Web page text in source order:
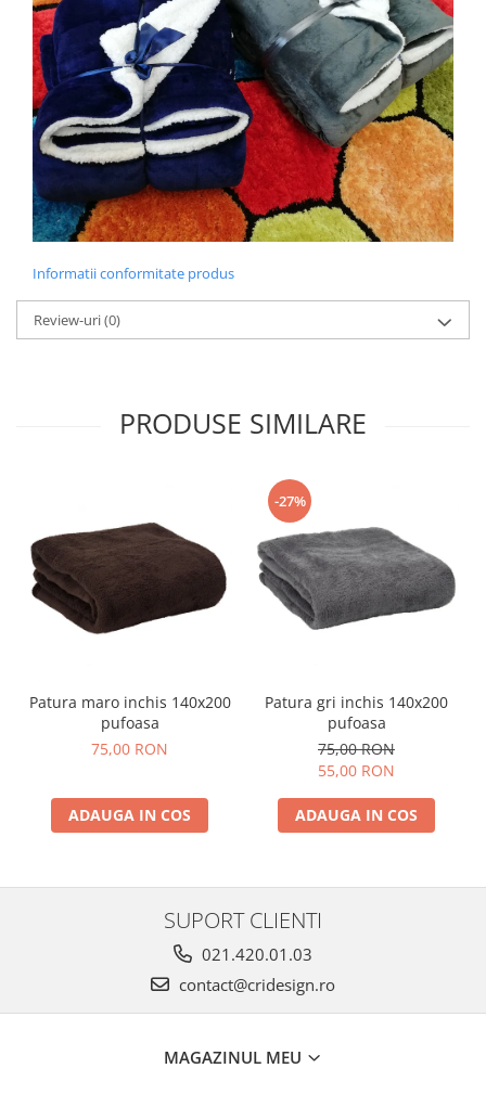
Informatii conformitate produs
Review-uri(0)
PRODUSE SIMILARE
Patura maro inchis 140x200
pufoasa
75,00 RON
ADAUGA IN COS
-27%
Patura gri inchis 140x200
pufoasa
75,00 RON
55,00 RON
ADAUGA IN COS
SUPORT CLIENTI
021.420.01.03
contact@cridesign.ro
MAGAZINUL MEU